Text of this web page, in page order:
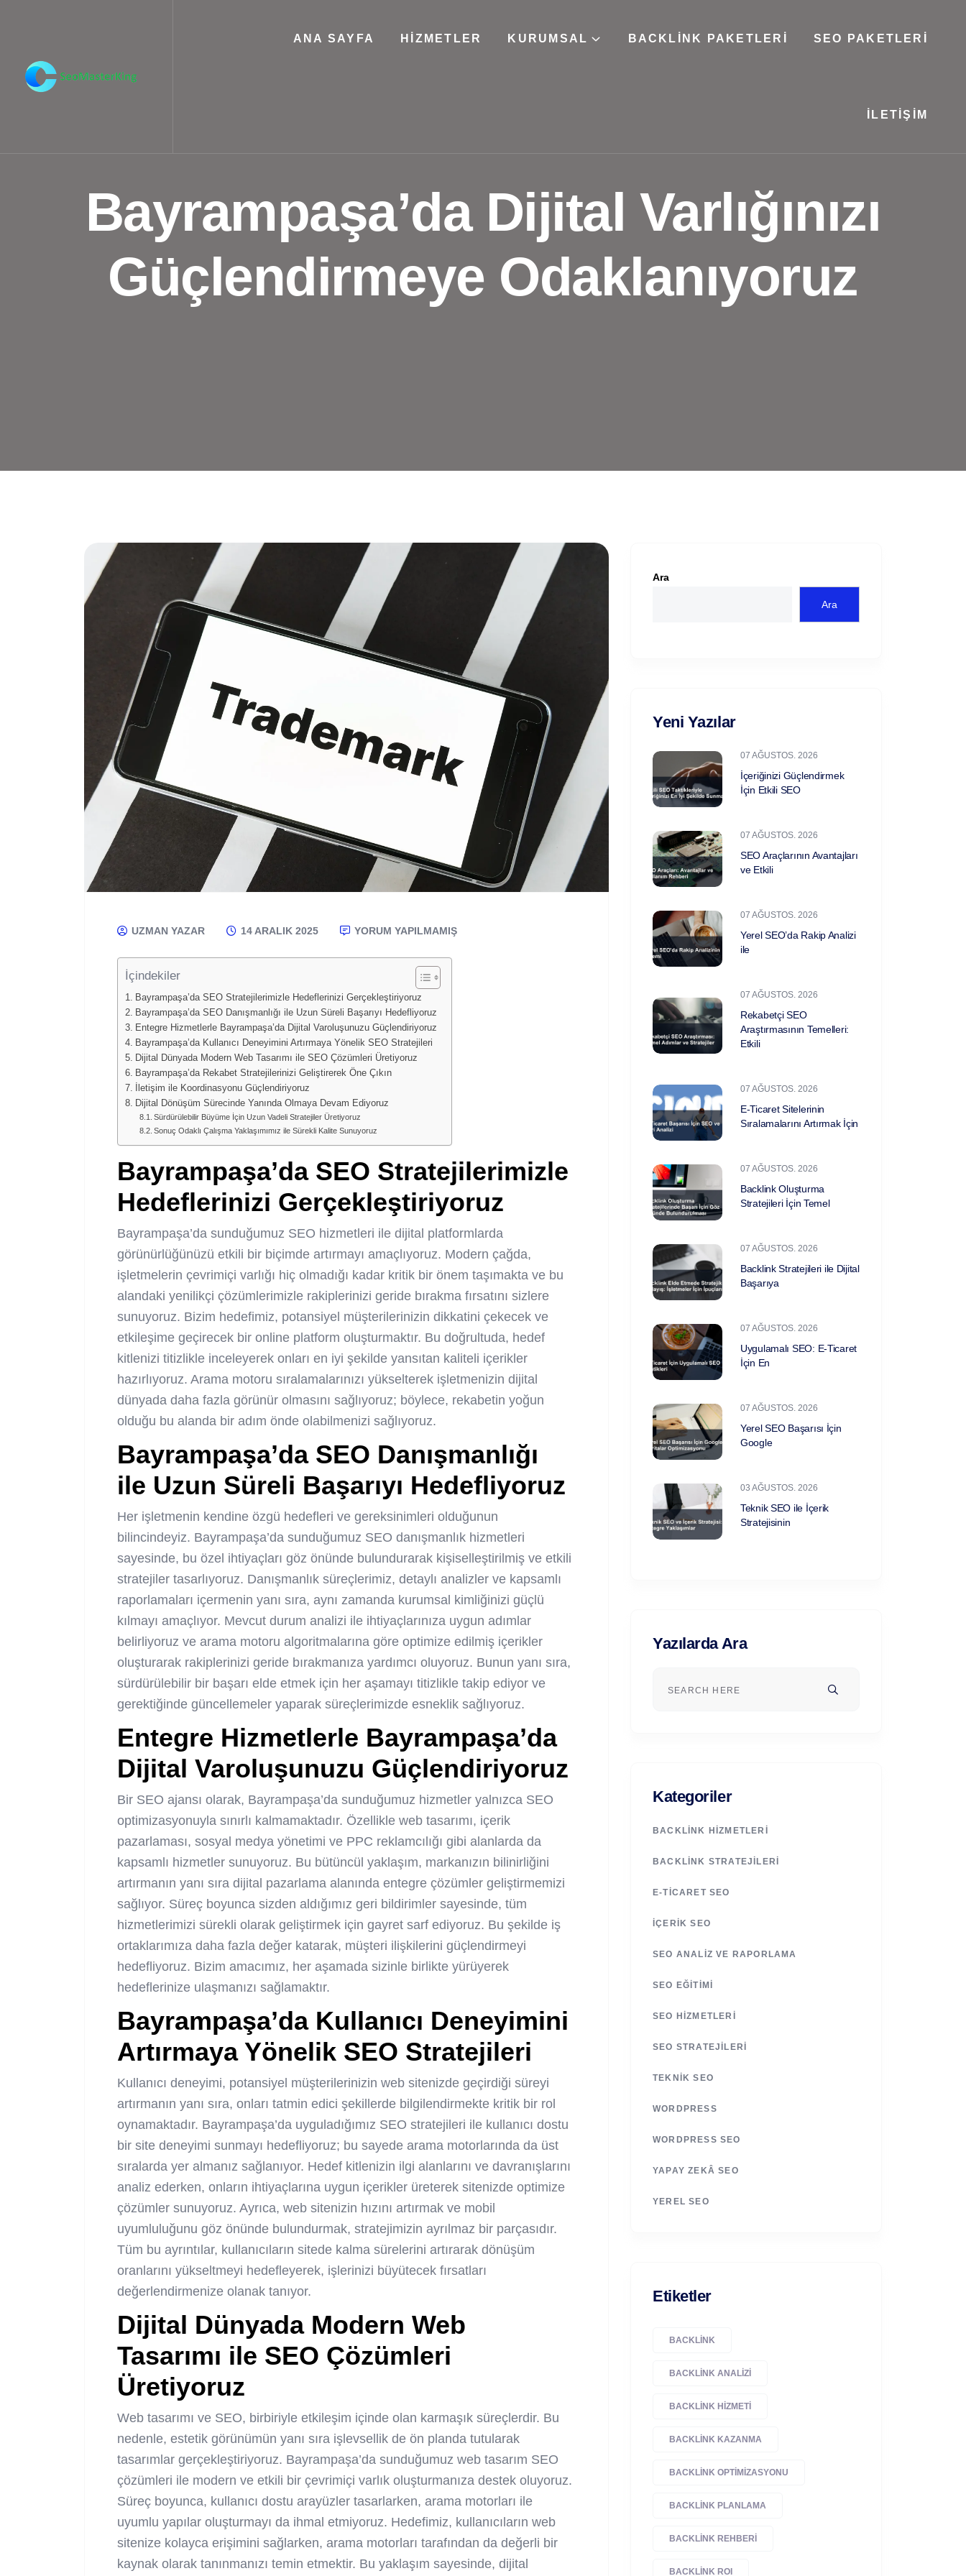
ANA SAYFA HIZMETLER KURUMSAL BACKLINK PAKETLERI SEO PAKETLERI
İLETIŞIM
Bayrampaşa’da Dijital Varlığınızı
Güçlendirmeye Odaklanıyoruz
UZMAN YAZAR 14 ARALIK 2025 YORUM YAPILMAMIŞ
İçindekiler
Bayrampaşa’da SEO Stratejilerimizle Hedeflerinizi Gerçekleştiriyoruz
Bayrampaşa’da SEO Danışmanlığı ile Uzun Süreli Başarıyı Hedefliyoruz
Entegre Hizmetlerle Bayrampaşa’da Dijital Varoluşunuzu Güçlendiriyoruz
Bayrampaşa’da Kullanıcı Deneyimini Artırmaya Yönelik SEO Stratejileri
Dijital Dünyada Modern Web Tasarımı ile SEO Çözümleri Üretiyoruz
Bayrampaşa’da Rekabet Stratejilerinizi Geliştirerek Öne Çıkın
İletişim ile Koordinasyonu Güçlendiriyoruz
Dijital Dönüşüm Sürecinde Yanında Olmaya Devam Ediyoruz
Sürdürülebilir Büyüme İçin Uzun Vadeli Stratejiler Üretiyoruz
Sonuç Odaklı Çalışma Yaklaşımımız ile Sürekli Kalite Sunuyoruz
Bayrampaşa’da SEO Stratejilerimizle
Hedeflerinizi Gerçekleştiriyoruz
Bayrampaşa’da sunduğumuz SEO hizmetleri ile dijital platformlarda
görünürlüğünüzü etkili bir biçimde artırmayı amaçlıyoruz. Modern çağda,
işletmelerin çevrimiçi varlığı hiç olmadığı kadar kritik bir önem taşımakta ve bu
alandaki yenilikçi çözümlerimizle rakiplerinizi geride bırakma fırsatını sizlere
sunuyoruz. Bizim hedefimiz, potansiyel müşterilerinizin dikkatini çekecek ve
etkileşime geçirecek bir online platform oluşturmaktır. Bu doğrultuda, hedef
kitlenizi titizlikle inceleyerek onları en iyi şekilde yansıtan kaliteli içerikler
hazırlıyoruz. Arama motoru sıralamalarınızı yükselterek işletmenizin dijital
dünyada daha fazla görünür olmasını sağlıyoruz; böylece, rekabetin yoğun
olduğu bu alanda bir adım önde olabilmenizi sağlıyoruz.
Bayrampaşa’da SEO Danışmanlığı
ile Uzun Süreli Başarıyı Hedefliyoruz
Her işletmenin kendine özgü hedefleri ve gereksinimleri olduğunun
bilincindeyiz. Bayrampaşa’da sunduğumuz SEO danışmanlık hizmetleri
sayesinde, bu özel ihtiyaçları göz önünde bulundurarak kişiselleştirilmiş ve etkili
stratejiler tasarlıyoruz. Danışmanlık süreçlerimiz, detaylı analizler ve kapsamlı
raporlamaları içermenin yanı sıra, aynı zamanda kurumsal kimliğinizi güçlü
kılmayı amaçlıyor. Mevcut durum analizi ile ihtiyaçlarınıza uygun adımlar
belirliyoruz ve arama motoru algoritmalarına göre optimize edilmiş içerikler
oluşturarak rakiplerinizi geride bırakmanıza yardımcı oluyoruz. Bunun yanı sıra,
sürdürülebilir bir başarı elde etmek için her aşamayı titizlikle takip ediyor ve
gerektiğinde güncellemeler yaparak süreçlerimizde esneklik sağlıyoruz.
Entegre Hizmetlerle Bayrampaşa’da
Dijital Varoluşunuzu Güçlendiriyoruz
Bir SEO ajansı olarak, Bayrampaşa’da sunduğumuz hizmetler yalnızca SEO
optimizasyonuyla sınırlı kalmamaktadır. Özellikle web tasarımı, içerik
pazarlaması, sosyal medya yönetimi ve PPC reklamcılığı gibi alanlarda da
kapsamlı hizmetler sunuyoruz. Bu bütüncül yaklaşım, markanızın bilinirliğini
artırmanın yanı sıra dijital pazarlama alanında entegre çözümler geliştirmemizi
sağlıyor. Süreç boyunca sizden aldığımız geri bildirimler sayesinde, tüm
hizmetlerimizi sürekli olarak geliştirmek için gayret sarf ediyoruz. Bu şekilde iş
ortaklarımıza daha fazla değer katarak, müşteri ilişkilerini güçlendirmeyi
hedefliyoruz. Bizim amacımız, her aşamada sizinle birlikte yürüyerek
hedeflerinize ulaşmanızı sağlamaktır.
Bayrampaşa’da Kullanıcı Deneyimini
Artırmaya Yönelik SEO Stratejileri
Kullanıcı deneyimi, potansiyel müşterilerinizin web sitenizde geçirdiği süreyi
artırmanın yanı sıra, onları tatmin edici şekillerde bilgilendirmekte kritik bir rol
oynamaktadır. Bayrampaşa’da uyguladığımız SEO stratejileri ile kullanıcı dostu
bir site deneyimi sunmayı hedefliyoruz; bu sayede arama motorlarında da üst
sıralarda yer almanız sağlanıyor. Hedef kitlenizin ilgi alanlarını ve davranışlarını
analiz ederken, onların ihtiyaçlarına uygun içerikler üreterek sitenizde optimize
çözümler sunuyoruz. Ayrıca, web sitenizin hızını artırmak ve mobil
uyumluluğunu göz önünde bulundurmak, stratejimizin ayrılmaz bir parçasıdır.
Tüm bu ayrıntılar, kullanıcıların sitede kalma sürelerini artırarak dönüşüm
oranlarını yükseltmeyi hedefleyerek, işlerinizi büyütecek fırsatları
değerlendirmenize olanak tanıyor.
Dijital Dünyada Modern Web
Tasarımı ile SEO Çözümleri
Üretiyoruz
Web tasarımı ve SEO, birbiriyle etkileşim içinde olan karmaşık süreçlerdir. Bu
nedenle, estetik görünümün yanı sıra işlevsellik de ön planda tutularak
tasarımlar gerçekleştiriyoruz. Bayrampaşa’da sunduğumuz web tasarım SEO
çözümleri ile modern ve etkili bir çevrimiçi varlık oluşturmanıza destek oluyoruz.
Süreç boyunca, kullanıcı dostu arayüzler tasarlarken, arama motorları ile
uyumlu yapılar oluşturmayı da ihmal etmiyoruz. Hedefimiz, kullanıcıların web
sitenize kolayca erişimini sağlarken, arama motorları tarafından da değerli bir
kaynak olarak tanınmanızı temin etmektir. Bu yaklaşım sayesinde, dijital
Ara
Ara
Yeni Yazılar
07 AĞUSTOS. 2026
İçeriğinizi Güçlendirmek
İçin Etkili SEO
07 AĞUSTOS. 2026
SEO Araçlarının Avantajları
ve Etkili
07 AĞUSTOS. 2026
Yerel SEO’da Rakip Analizi
ile
07 AĞUSTOS. 2026
Rekabetçi SEO
Araştırmasının Temelleri:
Etkili
07 AĞUSTOS. 2026
E-Ticaret Sitelerinin
Sıralamalarını Artırmak İçin
07 AĞUSTOS. 2026
Backlink Oluşturma
Stratejileri İçin Temel
07 AĞUSTOS. 2026
Backlink Stratejileri ile Dijital
Başarıya
07 AĞUSTOS. 2026
Uygulamalı SEO: E-Ticaret
İçin En
07 AĞUSTOS. 2026
Yerel SEO Başarısı İçin
Google
03 AĞUSTOS. 2026
Teknik SEO ile İçerik
Stratejisinin
Yazılarda Ara
Kategoriler
BACKLINK HIZMETLERI
BACKLINK STRATEJILERI
E-TICARET SEO
İÇERIK SEO
SEO ANALIZ VE RAPORLAMA
SEO EĞITIMI
SEO HIZMETLERI
SEO STRATEJILERI
TEKNIK SEO
WORDPRESS
WORDPRESS SEO
YAPAY ZEKÂ SEO
YEREL SEO
Etiketler
BACKLINK
BACKLINK ANALIZI
BACKLINK HIZMETI
BACKLINK KAZANMA
BACKLINK OPTIMIZASYONU
BACKLINK PLANLAMA
BACKLINK REHBERI
BACKLINK ROI